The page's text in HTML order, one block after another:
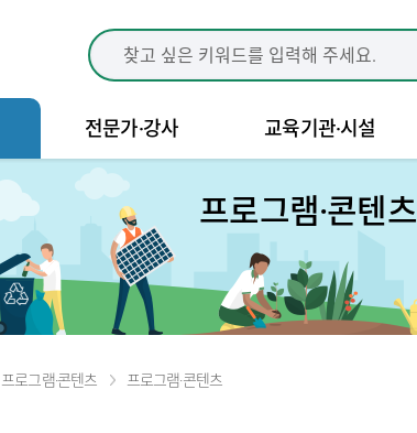
전문가·강사 교육기관·시설
프로그램·콘텐츠
프로그램·콘텐츠 프로그램·콘텐츠